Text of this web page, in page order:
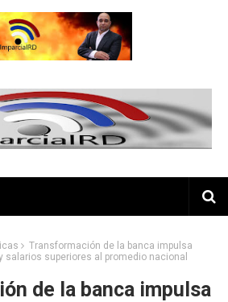
Transformación de la banca impulsa
superiores al promedio nacional
de la banca impulsa